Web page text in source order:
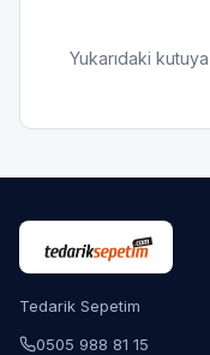
Yukarıdaki
Tedarik Sepetim
0505 988 81 15